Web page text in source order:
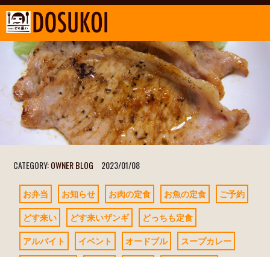
CATEGORY:OWNER BLOG 2023/01/08
お弁当 お知らせ お肉の定食 お魚の定食
ご予約
どす来い
どす来いザンギ
どっちも定食
アルバイト
イベント オードブル
スープカレー